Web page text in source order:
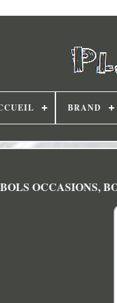
BRAND
OCCASIONS,